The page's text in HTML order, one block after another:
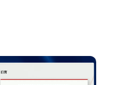
的故事。这既是打
，我在哪个APP上花
天的我，和算法眼中